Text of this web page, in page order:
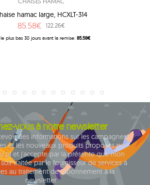
hamac large, HCXLT-314
85.58€ 122.26€
​​le plus bas 30 jours avant la remise:85.58€
vous à notre newsletter
des informations sur les campagnes
et les nouveaux produits proposés par
et j'accepte par la présente que mon
traitée par le fournisseur de services à
au traitement de l'abonnement à la
newsletter.